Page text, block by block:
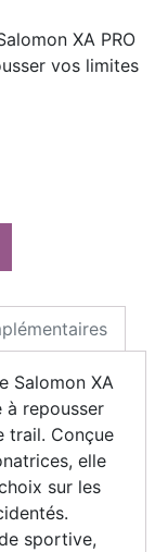
XA PRO
vos limites
Salomon XA
à repousser
trail. Conçue
elle
sur les
sportive,